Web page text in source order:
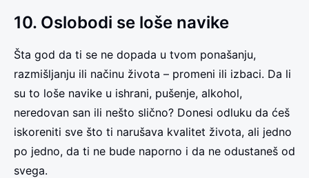
10. Oslobodi se loše navike
Šta god da ti se ne dopada u tvom ponašanju,
razmišljanju ili načinu života – promeni ili izbaci. Da li
su to loše navike u ishrani, pušenje, alkohol,
neredovan san ili nešto slično? Donesi odluku da ćeš
iskoreniti sve što ti narušava kvalitet života, ali jedno
po jedno, da ti ne bude naporno i da ne odustaneš od
svega.